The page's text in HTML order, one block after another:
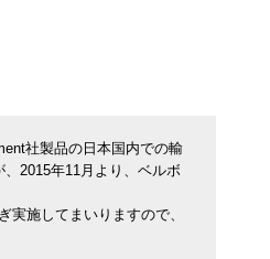
社製品の日本国内での輸
2015年11月より、ベルボ
施してまいりますので、